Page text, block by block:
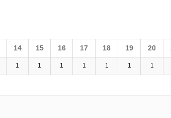
14 15 16 17 18 19 20
1 1 1 1 1 1 1